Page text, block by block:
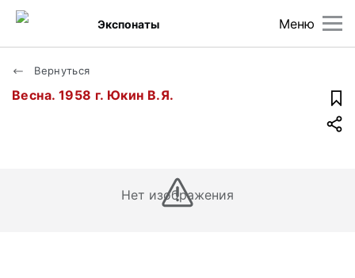
Меню
Экспонаты
Вернуться
Весна. 1958 г. Юкин В.Я.
Нет изображения